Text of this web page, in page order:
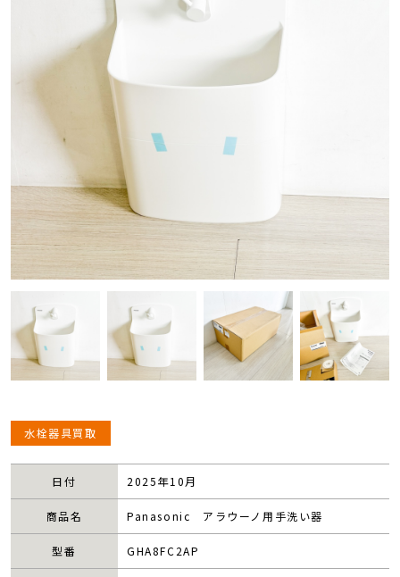
水栓器具買取
日付 2025年10月
商品名 Panasonic アラウーノ用手洗い器
型番 GHA8FC2AP